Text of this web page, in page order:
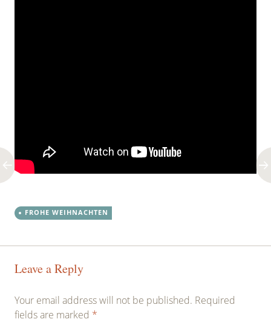
FROHE WEIHNACHTEN
Post
navigation
Leave a Reply
Your email address will not be published. Required
fields are marked *